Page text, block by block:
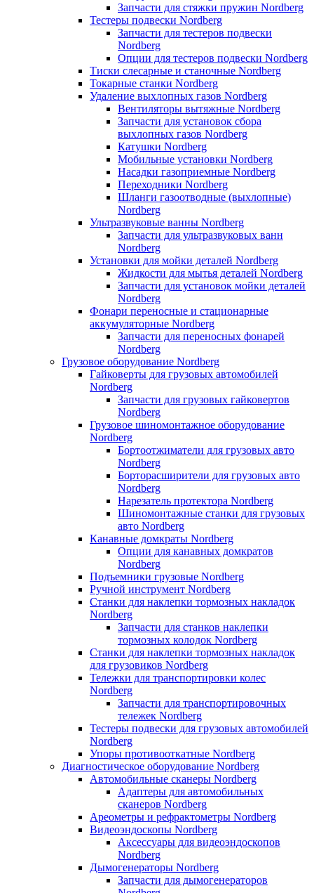
Запчасти для стяжки пружин Nordberg
Тестеры подвески Nordberg
Запчасти для тестеров подвески
Nordberg
Опции для тестеров подвески Nordberg
Тиски слесарные и станочные Nordberg
Токарные станки Nordberg
Удаление выхлопных газов Nordberg
Вентиляторы вытяжные Nordberg
Запчасти для установок сбора
выхлопных газов Nordberg
Катушки Nordberg
Мобильные установки Nordberg
Насадки газоприемные Nordberg
Переходники Nordberg
Шланги газоотводные (выхлопные)
Nordberg
Ультразвуковые ванны Nordberg
Запчасти для ультразвуковых ванн
Nordberg
Установки для мойки деталей Nordberg
Жидкости для мытья деталей Nordberg
Запчасти для установок мойки деталей
Nordberg
Фонари переносные и стационарные
аккумуляторные Nordberg
Запчасти для переносных фонарей
Nordberg
Грузовое оборудование Nordberg
Гайковерты для грузовых автомобилей
Nordberg
Запчасти для грузовых гайковертов
Nordberg
Грузовое шиномонтажное оборудование
Nordberg
Бортоотжиматели для грузовых авто
Nordberg
Борторасширители для грузовых авто
Nordberg
Нарезатель протектора Nordberg
Шиномонтажные станки для грузовых
авто Nordberg
Канавные домкраты Nordberg
Опции для канавных домкратов
Nordberg
Подъемники грузовые Nordberg
Ручной инструмент Nordberg
Станки для наклепки тормозных накладок
Nordberg
Запчасти для станков наклепки
тормозных колодок Nordberg
Станки для наклепки тормозных накладок
для грузовиков Nordberg
Тележки для транспортировки колес
Nordberg
Запчасти для транспортировочных
тележек Nordberg
Тестеры подвески для грузовых автомобилей
Nordberg
Упоры противооткатные Nordberg
Диагностическое оборудование Nordberg
Автомобильные сканеры Nordberg
Адаптеры для автомобильных
сканеров Nordberg
Ареометры и рефрактометры Nordberg
Видеоэндоскопы Nordberg
Аксессуары для видеоэндоскопов
Nordberg
Дымогенераторы Nordberg
Запчасти для дымогенераторов